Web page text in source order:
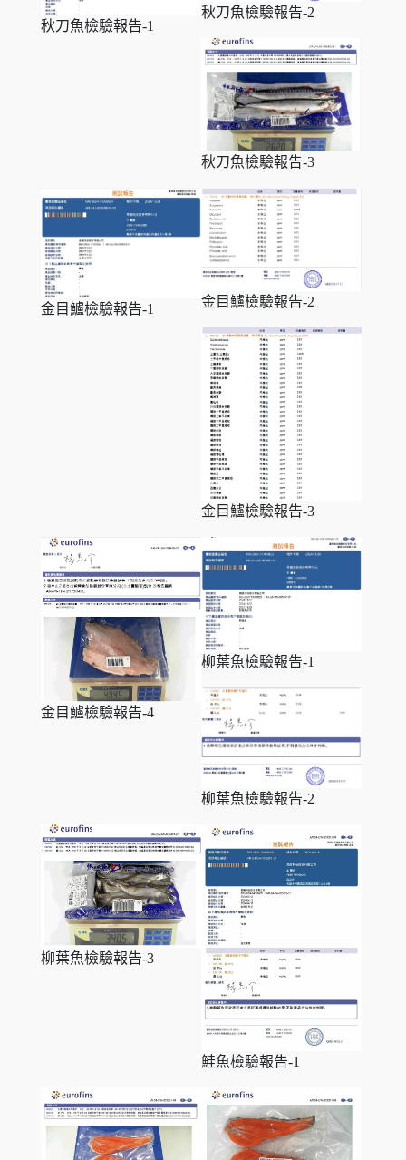
秋刀魚檢驗報告-1
秋刀魚檢驗報告-2
秋刀魚檢驗報告-3
金目鱸檢驗報告-1 金目鱸檢驗報告-2
金目鱸檢驗報告-3
金目鱸檢驗報告-4
柳葉魚檢驗報告-1
柳葉魚檢驗報告-2
柳葉魚檢驗報告-3
鮭魚檢驗報告-1